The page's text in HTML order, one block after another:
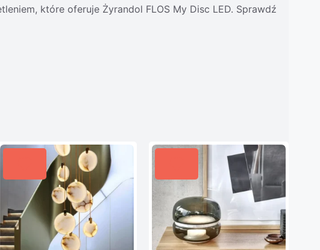
które oferuje Żyrandol FLOS My Disc LED. Sprawdź